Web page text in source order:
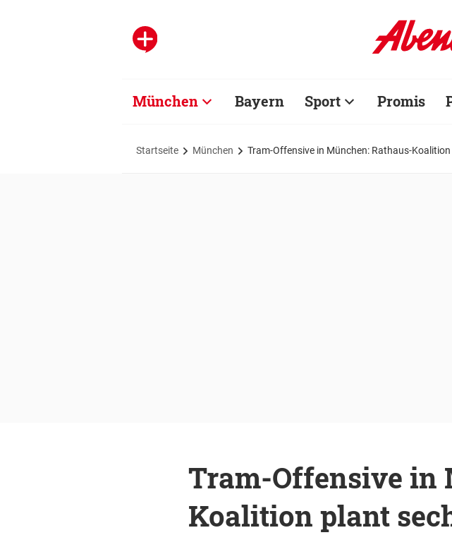
München Bayern Sport Promis
Startseite München Tram-Offensive in München: Rathaus-
Tram-Offensive in
Koalition plant